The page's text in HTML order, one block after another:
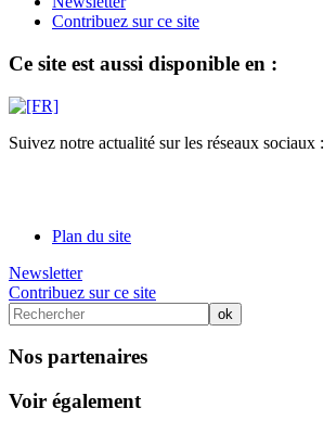
Contribuez sur ce site
Ce site est aussi disponible en :
Suivez notre actualité sur les réseaux sociaux :
Plan du site
Newsletter
Contribuez sur ce site
Nos partenaires
Voir également